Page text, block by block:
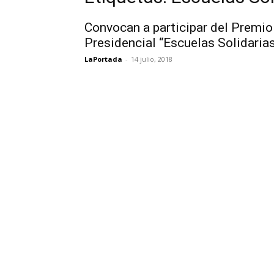
Convocan a participar del Premio
Presidencial “Escuelas
LaPortada - 14 julio, 2018